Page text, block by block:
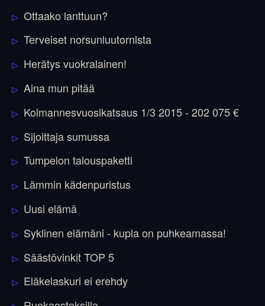
Ottaako lanttuun?
Terveiset norsunluutornista
Herätys vuokralainen!
Aina mun pitää
Kolmannesvuosikatsaus 1/3 2015 - 202 075 €
Sijoittaja sumussa
Tumpelon talouspaketti
Lämmin kädenpuristus
Uusi elämä
Syklinen elämäni - kupla on puhkeamassa!
Säästövinkit TOP 5
Eläkelaskuri ei erehdy